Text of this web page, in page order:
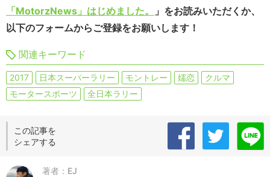
「MotorzNews」はじめました。
」をお読みいただくか、
以下のフォームからご登録をお願いします！
関連キーワード
2017 日本スーパーラリー モントレー 嬬恋
クルマ
モータースポーツ
全日本ラリー
この記事を
シェアする
著者：EJ